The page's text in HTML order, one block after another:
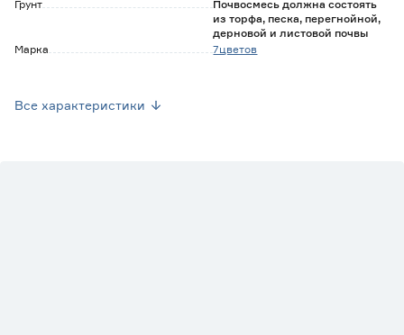
Грунт
Почвосмесь должна состоять
из торфа, песка, перегнойной,
дерновой и листовой почвы
Марка
7цветов
Все характеристики